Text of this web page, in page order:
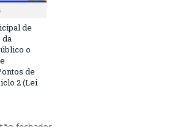
de
da
o
de
2 (Lei